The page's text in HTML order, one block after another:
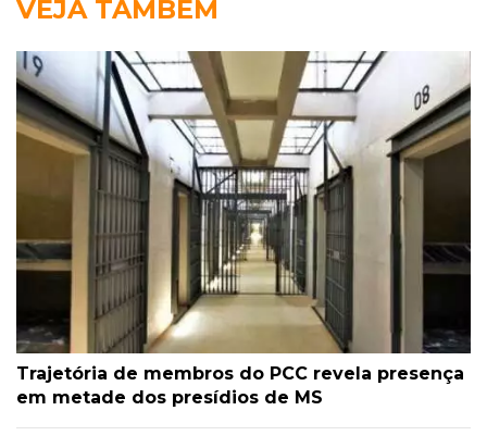
VEJA TAMBÉM
Trajetória de membros do PCC revela presença
em metade dos presídios de MS